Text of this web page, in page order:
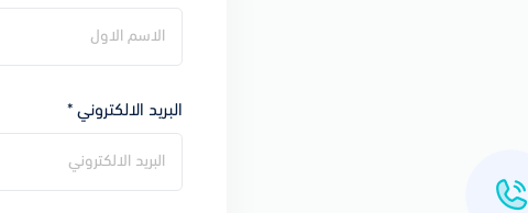
البريد الالكتروني *